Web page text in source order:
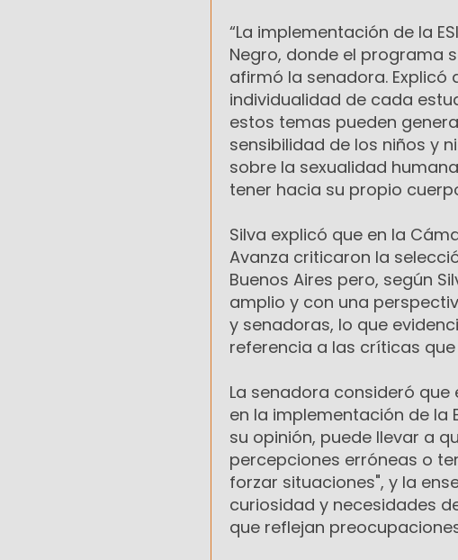
“La implementación de la
Negro, donde el programa
afirmó la senadora.
individualidad de cada
estos temas pueden
sensibilidad de los niños y
sobre la sexualidad
tener hacia su propio
Silva explicó que en la
Avanza criticaron la
Buenos Aires pero, según
amplio y con una
y senadoras, lo que
referencia a las críticas
La senadora consideró
en la implementación de la
su opinión, puede llevar a
percepciones erróneas o
forzar situaciones", y la
curiosidad y necesidades
que reflejan